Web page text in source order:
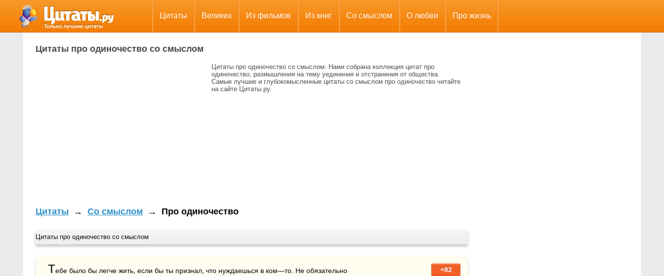
Цитаты Великих Из фильмов Из книг Со смыслом О любви Про жизнь
Цитаты про одиночество со смыслом
Цитаты про одиночество со смыслом. Нами собрана коллекция цитат про
одиночество, размышления на тему уединения и отстранения от общества.
Самые лучшие и глубокомысленные цитаты со смыслом про одиночество читайте
на сайте Цитаты.ру.
Цитаты → Со смыслом → Про одиночество
Цитаты про одиночество со смыслом
+82
Тебе было бы легче жить, если бы ты признал, что нуждаешься в ком—то. Не обязательно